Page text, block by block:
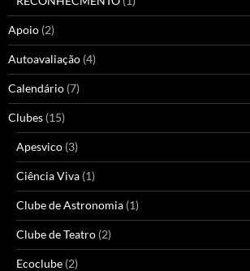
Apoio (2)
Autoavaliação (4)
Calendário (7)
Clubes (15)
Apesvico (3)
Ciência Viva (1)
Clube de Astronomia (1)
Clube de Teatro (2)
Ecoclube (2)